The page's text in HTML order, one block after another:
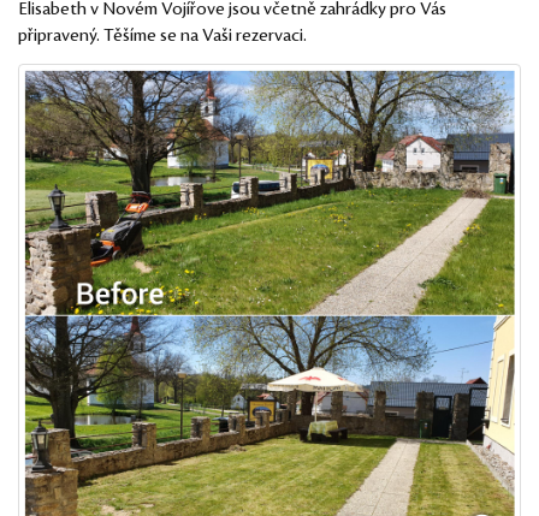
Elisabeth v Novém Vojířove jsou včetně zahrádky pro Vás
připravený. Těšíme se na Vaši rezervaci.